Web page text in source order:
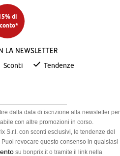
di
la newsletter
Sconti Tendenze
dalla data di iscrizione alla newsletter per
con altre promozioni in corso.
S.r.l. con sconti esclusivi, le tendenze del
revocare questo consenso in qualsiasi
su bonprix.it o tramite il link nella